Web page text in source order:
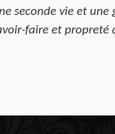
seconde vie et une
faire et